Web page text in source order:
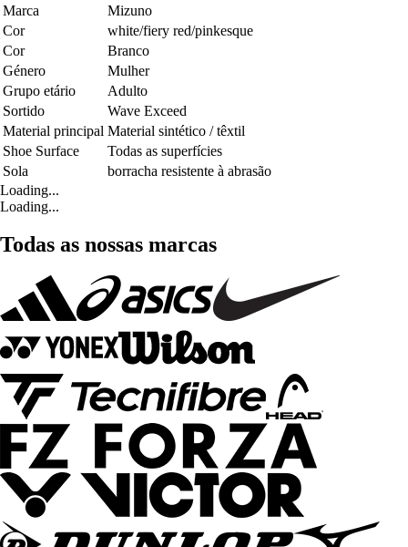
Marca
Mizuno
Cor
white/fiery red/pinkesque
Cor
Branco
Género
Mulher
Grupo etário
Adulto
Sortido
Wave Exceed
Material principal Material sintético / têxtil
Shoe Surface
Todas as superfícies
Sola
borracha resistente à abrasão
Loading...
Loading...
Todas as nossas marcas